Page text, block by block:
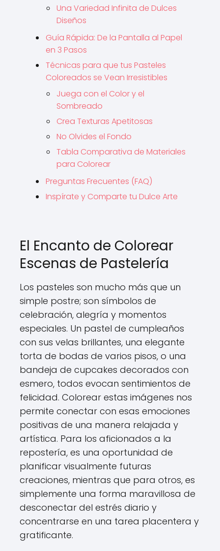
Una Variedad Infinita de Dulces
Diseños
Guía Rápida: De la Pantalla al Papel
en 3 Pasos
Técnicas para que tus Pasteles
Coloreados se Vean Irresistibles
Juega con el Color y el
Sombreado
Crea Texturas Apetitosas
No Olvides el Fondo
Tabla Comparativa de Materiales
para Colorear
Preguntas Frecuentes (FAQ)
Inspírate y Comparte tu Dulce Arte
El Encanto de Colorear
Escenas de Pastelería
Los pasteles son mucho más que un
simple postre; son símbolos de
celebración, alegría y momentos
especiales. Un pastel de cumpleaños
con sus velas brillantes, una elegante
torta de bodas de varios pisos, o una
bandeja de cupcakes decorados con
esmero, todos evocan sentimientos de
felicidad. Colorear estas imágenes nos
permite conectar con esas emociones
positivas de una manera relajada y
artística. Para los aficionados a la
repostería, es una oportunidad de
planificar visualmente futuras
creaciones, mientras que para otros, es
simplemente una forma maravillosa de
desconectar del estrés diario y
concentrarse en una tarea placentera y
gratificante.